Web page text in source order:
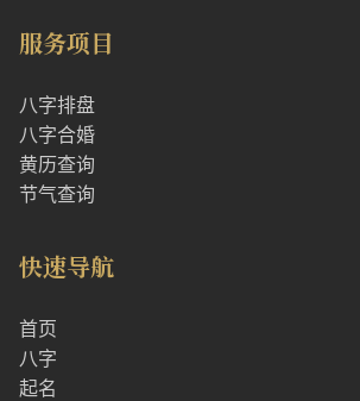
服务项目
八字排盘
八字合婚
黄历查询
节气查询
快速导航
首页
八字
起名